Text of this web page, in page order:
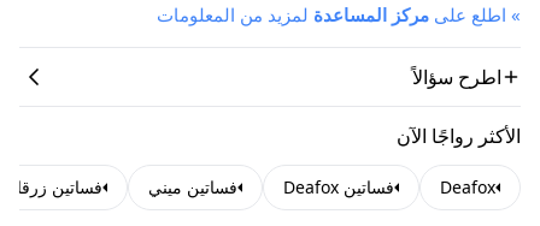
» اطلع على مركز المساعدة لمزيد من المعلومات
اطرح سؤالاً
الأكثر رواجًا الآن
Deafox فساتين Deafox فساتين ميني فساتين زرقاء